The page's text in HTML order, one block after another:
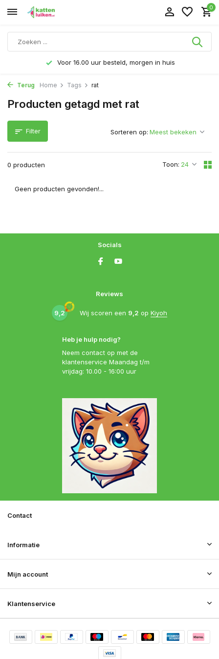
0
Voor 16.00 uur besteld, morgen in huis
Terug Home Tags rat
Producten getagd met rat
Filter
0 producten Toon:
Sorteren op:
Geen producten gevonden!...
Heb je hulp nodig?
Neem contact op met de
klantenservice Maandag t/m
vrijdag: 10.00 - 16:00 uur
Reviews
9,2 Wij scoren een 9,2 op Kiyoh
Socials
Klantenservice
Mijn account
Informatie
Contact